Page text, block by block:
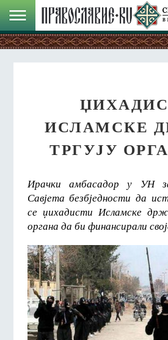
ИСЛАМСКЕ
ТРГУЈУ
Ирачки амбасадор у УН
Савјета безбједности да
се џихадисти Исламске
органа да би финансирали